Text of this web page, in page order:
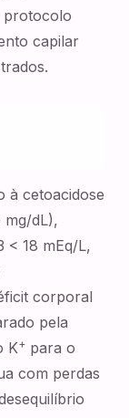
protocolo
capilar
à cetoacidose
mg/dL),
< 18 mEq/L,
corporal
pela
K+ para o
com perdas